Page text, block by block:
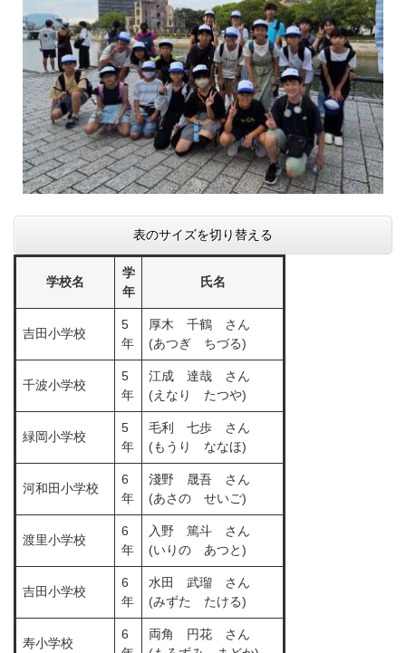
表のサイズを切り替える
学校名
学
年
氏名
吉田小学校
5
年
厚木 千鶴 さん
(あつぎ ちづる)
千波小学校
5
年
江成 達哉 さん
(えなり たつや)
緑岡小学校
5
年
毛利 七歩 さん
(もうり ななほ)
河和田小学校
6
年
淺野 晟吾 さん
(あさの せいご)
渡里小学校
6
年
入野 篤斗 さん
(いりの あつと)
吉田小学校
6
年
水田 武瑠 さん
(みずた たける)
寿小学校
6
両角 円花 さん